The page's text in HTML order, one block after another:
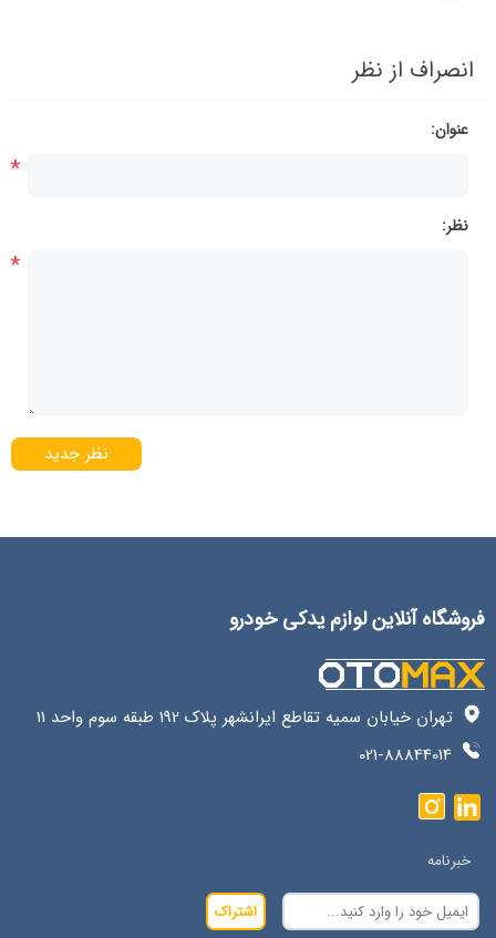
انصراف از نظر
عنوان:
*
نظر:
*
نظر جدید
فروشگاه آنلاین لوازم یدکی خودرو
تهران خیابان سمیه تقاطع ایرانشهر پلاک 192 طبقه سوم واحد 11
021-88844014
خبرنامه
اشتراک